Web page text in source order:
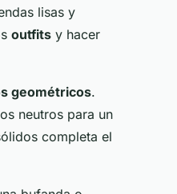
lisas y
outfits y hacer
geométricos.
neutros para un
completa el